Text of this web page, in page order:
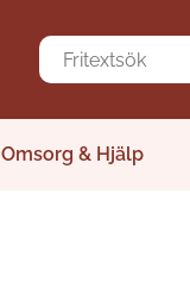
Omsorg & Hjälp